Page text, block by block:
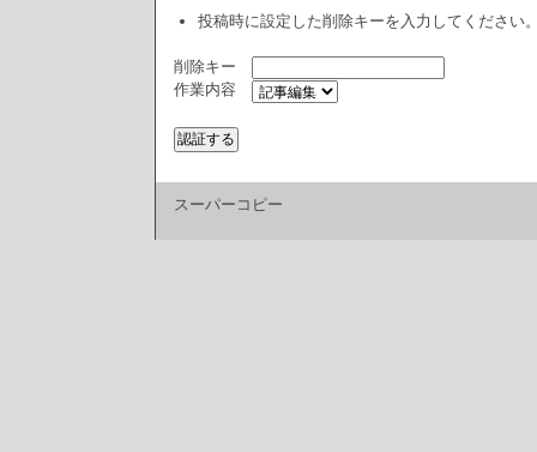
投稿時に設定した削除キーを入力してください
削除キー
作業内容
スーパーコピー